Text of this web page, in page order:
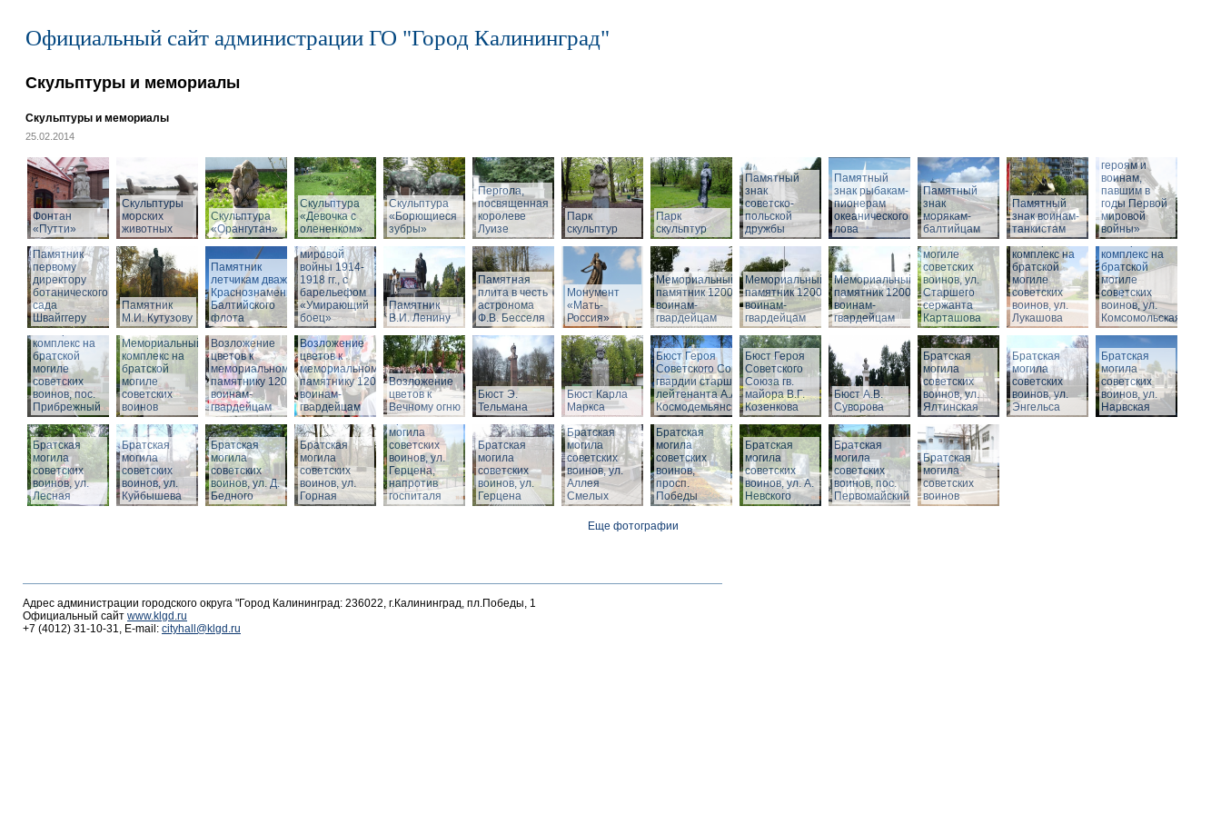
Официальный сайт администрации ГО "Город Калининград"
Скульптуры и мемориалы
Скульптуры и мемориалы
25.02.2014
Фонтан
«Путти»
Скульптуры
морских
животных
Скульптура
«Орангутан»
Скульптура
«Девочка с
олененком»
Скульптура
«Борющиеся
зубры»
Пергола,
посвященная
королеве
Луизе
Парк
скульптур
Парк
скульптур
Памятный
знак
советско-
польской
дружбы
Памятный
знак рыбакам-
пионерам
океанического
лова
Памятный
знак
морякам-
балтийцам
Памятный
знак воинам-
танкистам
героям и
воинам,
павшим в
годы Первой
мировой
войны»
Памятник
первому
директору
ботанического
сада
Швайггеру
Памятник
М.И. Кутузову
Памятник
летчикам дважды
Краснознаменного
Балтийского
флота
Памятник
воинам,
погибшим в
годы Первой
мировой
войны 1914-
1918 гг., с
барельефом
«Умирающий
боец»
Памятник
В.И. Ленину
Памятная
плита в честь
астронома
Ф.В. Бесселя
Монумент
«Мать-
Россия»
Мемориальный
памятник 1200
воинам-
гвардейцам
Мемориальный
памятник 1200
воинам-
гвардейцам
Мемориальный
памятник 1200
воинам-
гвардейцам
Мемориальный
комплекс на
братской
могиле
советских
воинов, ул.
Старшего
сержанта
Карташова
Мемориальный
комплекс на
братской
могиле
советских
воинов, ул.
Лукашова
Мемориальный
комплекс на
братской
могиле
советских
воинов, ул.
Комсомольская
Мемориальный
комплекс на
братской
могиле
советских
воинов, пос.
Прибрежный
Мемориальный
комплекс на
братской
могиле
советских
воинов
Возложение
цветов к
мемориальному
памятнику 1200
воинам-
гвардейцам
Возложение
цветов к
мемориальному
памятнику 1200
воинам-
гвардейцам
Возложение
цветов к
Вечному огню
Бюст Э.
Тельмана
Бюст Карла
Маркса
Бюст Героя
Советского Союза
гвардии старшего
лейтенанта А.А.
Космодемьянского
Бюст Героя
Советского
Союза гв.
майора В.Г.
Козенкова
Бюст А.В.
Суворова
Братская
могила
советских
воинов, ул.
Ялтинская
Братская
могила
советских
воинов, ул.
Энгельса
Братская
могила
советских
воинов, ул.
Нарвская
Братская
могила
советских
воинов, ул.
Лесная
Братская
могила
советских
воинов, ул.
Куйбышева
Братская
могила
советских
воинов, ул. Д.
Бедного
Братская
могила
советских
воинов, ул.
Горная
Братская
могила
советских
воинов, ул.
Герцена,
напротив
госпиталя
Братская
могила
советских
воинов, ул.
Герцена
Братская
могила
советских
воинов, ул.
Аллея
Смелых
Братская
могила
советских
воинов,
просп.
Победы
Братская
могила
советских
воинов, ул. А.
Невского
Братская
могила
советских
воинов, пос.
Первомайский
Братская
могила
советских
воинов
Еще фотографии
Адрес администрации городского округа "Город Калининград: 236022, г.Калининград, пл.Победы, 1
Официальный сайт www.klgd.ru
+7 (4012) 31-10-31, E-mail: cityhall@klgd.ru